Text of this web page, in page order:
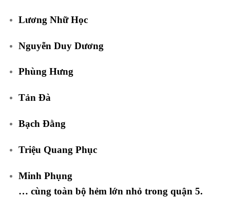
Lương Nhữ Học
Nguyễn Duy Dương
Phùng Hưng
Tản Đà
Bạch Đằng
Triệu Quang Phục
Minh Phụng
… cùng toàn bộ hẻm lớn nhỏ trong quận 5.